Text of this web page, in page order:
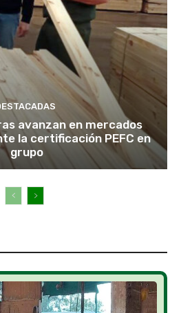
avanzan en mercados
la certificación PEFC en
grupo